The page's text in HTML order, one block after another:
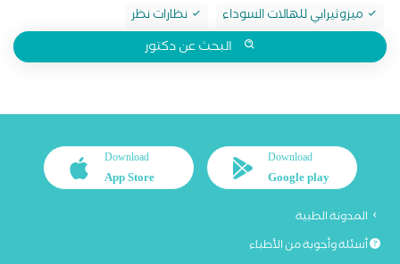
ميزوثيرابي للهالات السوداء
نظارات نظر
البحث عن دكتور
Download
Google play
Download
App Store
المدونة الطبية
أسئلة وأجوبة من الأطباء